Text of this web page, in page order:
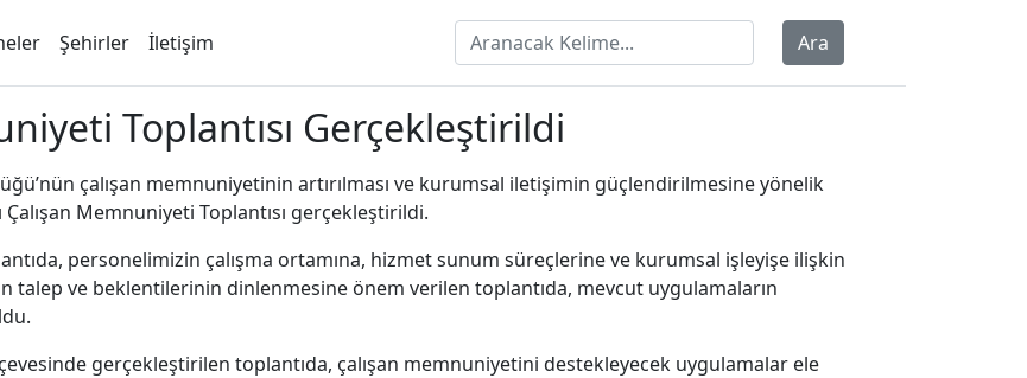
Şehirler İletişim Ara
Toplantısı Gerçekleştirildi
çalışan memnuniyetinin artırılması ve kurumsal iletişimin güçlendirilmesine yönelik
Çalışan Memnuniyeti Toplantısı gerçekleştirildi.
personelimizin çalışma ortamına, hizmet sunum süreçlerine ve kurumsal işleyişe ilişkin
talep ve beklentilerinin dinlenmesine önem verilen toplantıda, mevcut uygulamaların
gerçekleştirilen toplantıda, çalışan memnuniyetini destekleyecek uygulamalar ele